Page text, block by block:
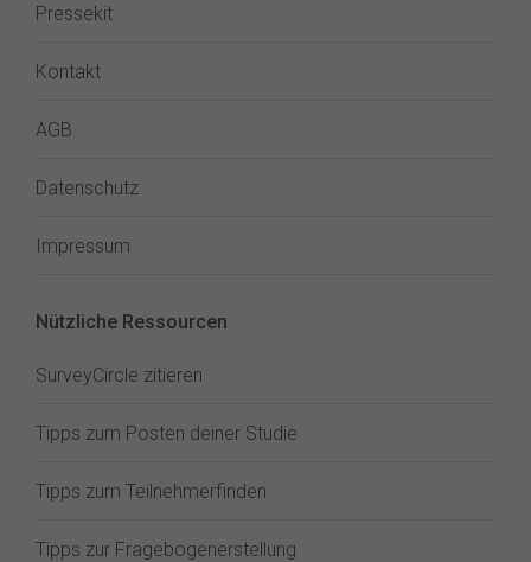
Pressekit
Kontakt
AGB
Datenschutz
Impressum
Nützliche Ressourcen
SurveyCircle zitieren
Tipps zum Posten deiner Studie
Tipps zum Teilnehmerfinden
Tipps zur Fragebogenerstellung